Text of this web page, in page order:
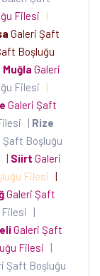
Filesi
|
Galeri Şaft
Boşluğu
Muğla Galeri
Filesi
|
Galeri Şaft
| Rize
Şaft Boşluğu
| Siirt Galeri
Filesi |
Galeri Şaft
Filesi
|
Galeri Şaft
Filesi
|
Şaft Boşluğu